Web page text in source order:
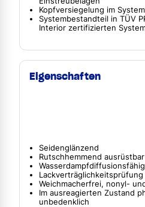
Kopfversiegelung im
Systembestandteil in TÜV
Interior zertifizierten
Eigenschaften
Seidenglänzend
Rutschhemmend ausrüstbar
Wasserdampfdiffusionsfähig
Lackverträglichkeitsprüfung
Weichmacherfrei, nonyl-
Im ausreagierten Zustand
unbedenklich